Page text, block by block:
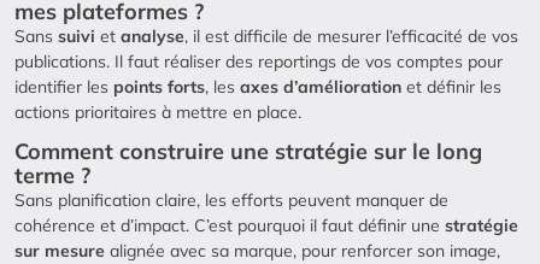
mes plateformes ?
Sans suivi et analyse, il est difficile de mesurer l’efficacité de vos
publications. Il faut réaliser des reportings de vos comptes pour
identifier les points forts, les axes d’amélioration et définir les
actions prioritaires à mettre en place.
Comment construire une stratégie sur le long
terme ?
Sans planification claire, les efforts peuvent manquer de
cohérence et d’impact. C’est pourquoi il faut définir une stratégie
sur mesure alignée avec sa marque, pour renforcer son image,